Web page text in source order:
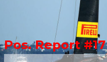
Pos. Report #17